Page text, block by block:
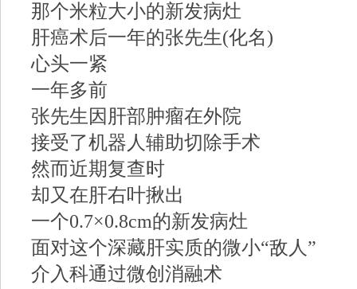
那个米粒大小的新发病灶
肝癌术后一年的张先生(化名)
心头一紧
一年多前
张先生因肝部肿瘤在外院
接受了机器人辅助切除手术
然而近期复查时
却又在肝右叶揪出
一个0.7×0.8cm的新发病灶
面对这个深藏肝实质的微小“敌人”
介入科通过微创消融术